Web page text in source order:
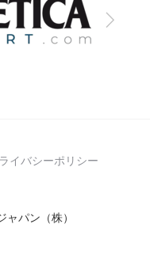
次
イバシーポリシー
パン（株）